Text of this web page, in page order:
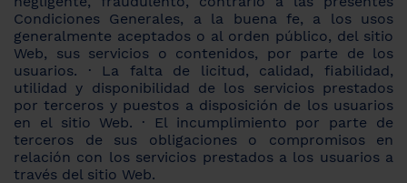
Condiciones Generales, a la buena fe, a los usos
generalmente aceptados o al orden público, del sitio
Web, sus servicios o contenidos, por parte de los
usuarios. · La falta de licitud, calidad, fiabilidad,
utilidad y disponibilidad de los servicios prestados
por terceros y puestos a disposición de los usuarios
en el sitio Web. · El incumplimiento por parte de
terceros de sus obligaciones o compromisos en
relación con los servicios prestados a los usuarios a
través del sitio Web.